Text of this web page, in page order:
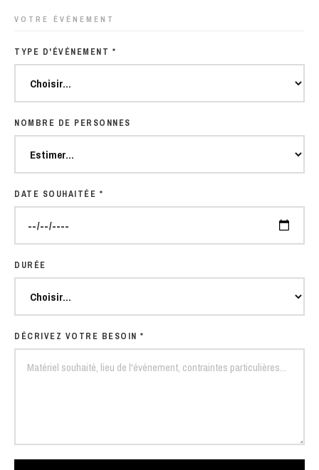
VOTRE ÉVÉNEMENT
TYPE D'ÉVÉNEMENT *
NOMBRE DE PERSONNES
DATE SOUHAITÉE *
DURÉE
DÉCRIVEZ VOTRE BESOIN *